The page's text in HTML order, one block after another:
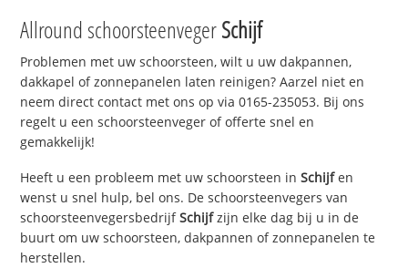
Allround schoorsteenvegerSchijf
Problemen met uw schoorsteen, wilt u uw dakpannen,
dakkapel of zonnepanelen laten reinigen? Aarzel niet en
neem direct contact met ons op via 0165-235053. Bij ons
regelt u een schoorsteenveger of offerte snel en
gemakkelijk!
Heeft u een probleem met uw schoorsteen inSchijfen
wenst u snel hulp, bel ons. De schoorsteenvegers van
schoorsteenvegersbedrijfSchijfzijn elke dag bij u in de
buurt om uw schoorsteen, dakpannen of zonnepanelen te
herstellen.